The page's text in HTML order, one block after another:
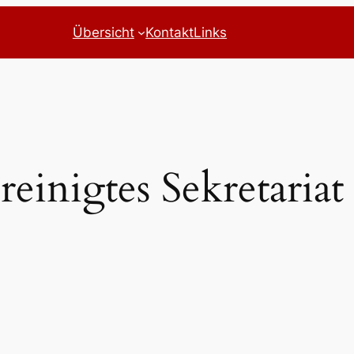
Übersicht KontaktLinks
Sekretariat